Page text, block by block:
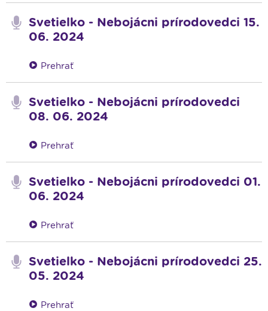
Svetielko - Nebojácni prírodovedci 15.
06. 2024
Prehrať
Svetielko - Nebojácni prírodovedci
08. 06. 2024
Prehrať
Svetielko - Nebojácni prírodovedci 01.
06. 2024
Prehrať
Svetielko - Nebojácni prírodovedci 25.
05. 2024
Prehrať